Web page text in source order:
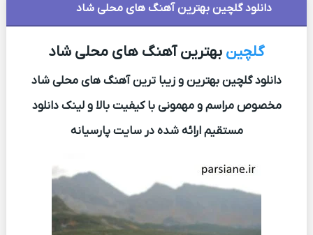
دانلود گلچین بهترین آهنگ های محلی شاد
گلچین بهترین آهنگ های محلی شاد
دانلود گلچین بهترین و زیبا ترین آهنگ های محلی شاد
مخصوص مراسم و مهمونی با کیفیت بالا و لینک دانلود
مستقیم ارائه شده در سایت پارسیانه